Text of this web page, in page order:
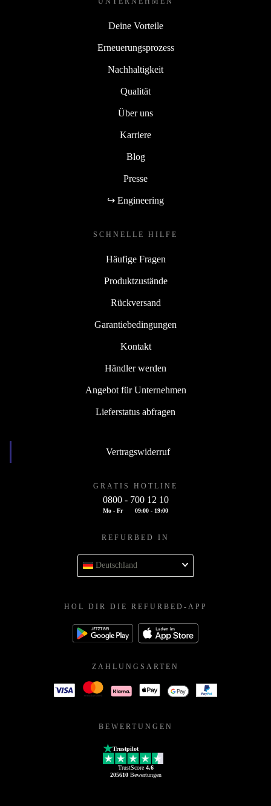
Deine Vorteile
Erneuerungsprozess
Nachhaltigkeit
Qualität
Über uns
Karriere
Blog
Presse
↪ Engineering
SCHNELLE HILFE
Häufige Fragen
Produktzustände
Rückversand
Garantiebedingungen
Kontakt
Händler werden
Angebot für Unternehmen
Lieferstatus abfragen
Vertragswiderruf
GRATIS HOTLINE
0800 - 700 12 10
Mo - Fr 09:00 - 19:00
REFURBED IN
Deutschland
HOL DIR DIE REFURBED-APP
ZAHLUNGSARTEN
BEWERTUNGEN
Trustpilot
TrustScore 4.6
205610Bewertungen